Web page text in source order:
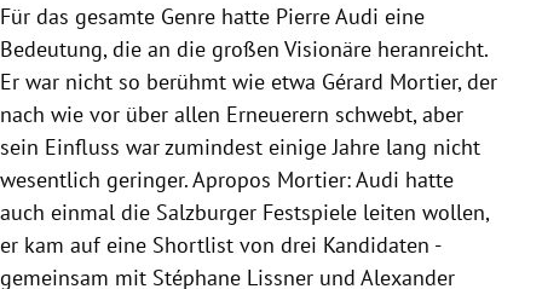
Für das gesamte Genre hatte Pierre Audi eine
Bedeutung, die an die großen Visionäre heranreicht.
Er war nicht so berühmt wie etwa Gérard Mortier, der
nach wie vor über allen Erneuerern schwebt, aber
sein Einfluss war zumindest einige Jahre lang nicht
wesentlich geringer. Apropos Mortier: Audi hatte
auch einmal die Salzburger Festspiele leiten wollen,
er kam auf eine Shortlist von drei Kandidaten -
gemeinsam mit Stéphane Lissner und Alexander